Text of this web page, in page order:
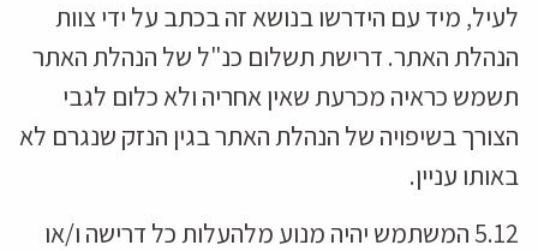
לעיל, מיד עם הידרשו בנושא זה בכתב על ידי צוות
הנהלת האתר. דרישת תשלום כנ"ל של הנהלת האתר
תשמש כראיה מכרעת שאין אחריה ולא כלום לגבי
הצורך בשיפויה של הנהלת האתר בגין הנזק שנגרם לא
באותו עניין.
5.12 המשתמש יהיה מנוע מלהעלות כל דרישה ו/או